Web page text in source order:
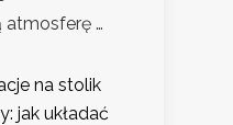
…
na stolik
jak układać